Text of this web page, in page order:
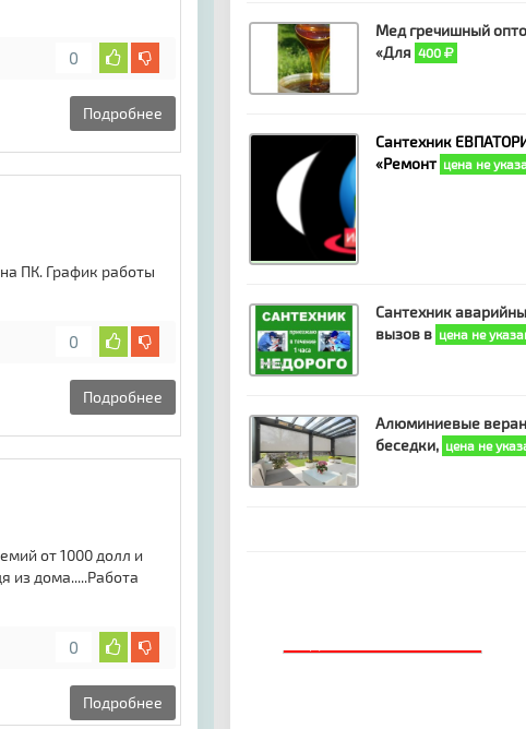
0
Подробнее
ПК. График работы
0
Подробнее
от 1000 долл и
из дома.....Работа
0
Подробнее
Мед гречишный
«Для 400
Сантехник
«Ремонт цена не
Сантехник
вызов в цена не
Алюминиевые
беседки, цена не